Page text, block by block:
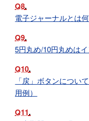
Q8
電子ジャーナルとは何
Q9
5円丸め/10円丸めは
Q10
「戻」ボタンについ
用例）
Q11